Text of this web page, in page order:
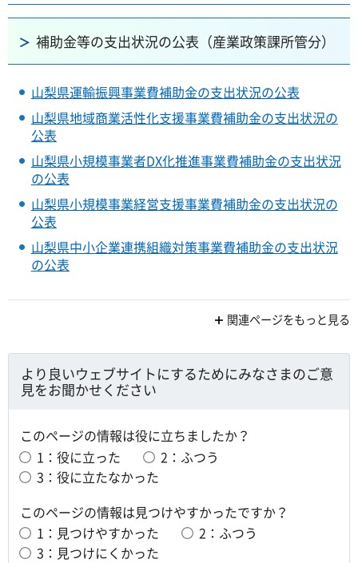
補助金等の支出状況の公表（産業政策課所管分）
山梨県運輸振興事業費補助金の支出状況の公表
山梨県地域商業活性化支援事業費補助金の支出状況の
公表
山梨県小規模事業者DX化推進事業費補助金の支出状況
の公表
山梨県小規模事業経営支援事業費補助金の支出状況の
公表
山梨県中小企業連携組織対策事業費補助金の支出状況
の公表
関連ページをもっと見る
より良いウェブサイトにするためにみなさまのご意
見をお聞かせください
このページの情報は役に立ちましたか？
1：役に立った
2：ふつう
3：役に立たなかった
このページの情報は見つけやすかったですか？
1：見つけやすかった
2：ふつう
3：見つけにくかった